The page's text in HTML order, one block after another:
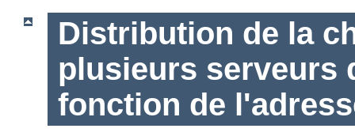
Distribution de la
plusieurs serveurs
fonction de